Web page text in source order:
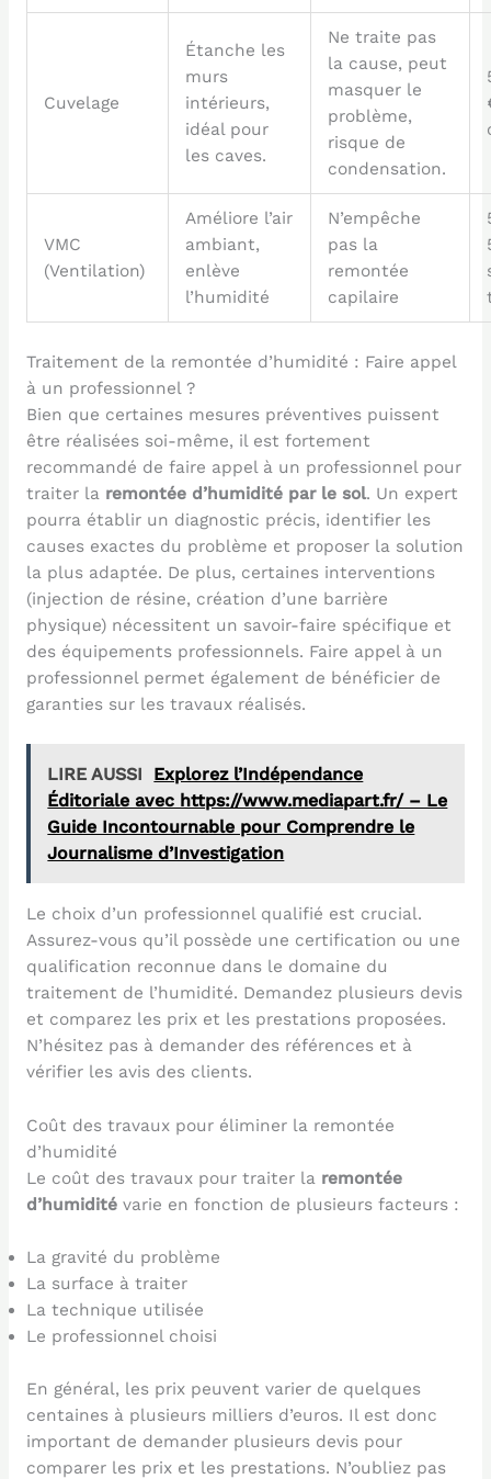
Cuvelage
Étanche les
murs
intérieurs,
idéal pour
les caves.
Ne traite pas
la cause, peut
masquer le
problème,
risque de
condensation.
VMC
(Ventilation)
Améliore l’air
ambiant,
enlève
l’humidité
N’empêche
pas la
remontée
capilaire
Traitement de la remontée d’humidité : Faire appel
à un professionnel ?
Bien que certaines mesures préventives puissent
être réalisées soi-même, il est fortement
recommandé de faire appel à un professionnel pour
traiter la remontée d’humidité par le sol. Un expert
pourra établir un diagnostic précis, identifier les
causes exactes du problème et proposer la solution
la plus adaptée. De plus, certaines interventions
(injection de résine, création d’une barrière
physique) nécessitent un savoir-faire spécifique et
des équipements professionnels. Faire appel à un
professionnel permet également de bénéficier de
garanties sur les travaux réalisés.
LIRE AUSSI
Explorez l’Indépendance
Éditoriale avec https://www.mediapart.fr/ – Le
Guide Incontournable pour Comprendre le
Journalisme d’Investigation
Le choix d’un professionnel qualifié est crucial.
Assurez-vous qu’il possède une certification ou une
qualification reconnue dans le domaine du
traitement de l’humidité. Demandez plusieurs devis
et comparez les prix et les prestations proposées.
N’hésitez pas à demander des références et à
vérifier les avis des clients.
Coût des travaux pour éliminer la remontée
d’humidité
Le coût des travaux pour traiter la remontée
d’humiditévarie en fonction de plusieurs facteurs :
La gravité du problème
La surface à traiter
La technique utilisée
Le professionnel choisi
En général, les prix peuvent varier de quelques
centaines à plusieurs milliers d’euros. Il est donc
important de demander plusieurs devis pour
comparer les prix et les prestations. N’oubliez pas